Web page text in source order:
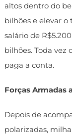
altos dentro do
bilhões e elevar o
salário de
bilhões. Toda vez
paga a conta.
Forças Armadas
Depois de
polarizadas,